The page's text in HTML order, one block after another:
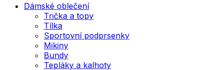
Dámské oblečení
Trička a topy
Tílka
Sportovní podprsenky
Mikiny
Bundy
Tepláky a kalhoty